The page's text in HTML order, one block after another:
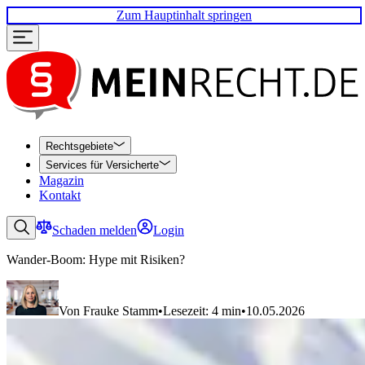
Zum Hauptinhalt springen
Rechtsgebiete
Services für Versicherte
Magazin
Kontakt
Schaden melden Login
Wander-Boom: Hype mit Risiken?
Von Frauke Stamm•Lesezeit: 4 min•10.05.2026